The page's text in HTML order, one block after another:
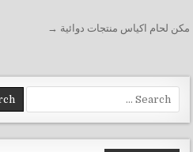
تصفّح المقالات
مكن لحام اكياس منتجات دوائية →
Search for: